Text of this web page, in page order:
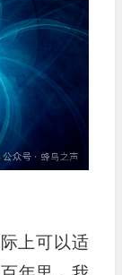
上可以适